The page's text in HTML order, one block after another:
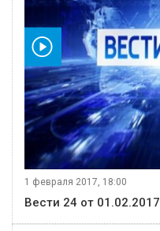
1 февраля 2017, 18:00
Вести 24 от 01.02.2017